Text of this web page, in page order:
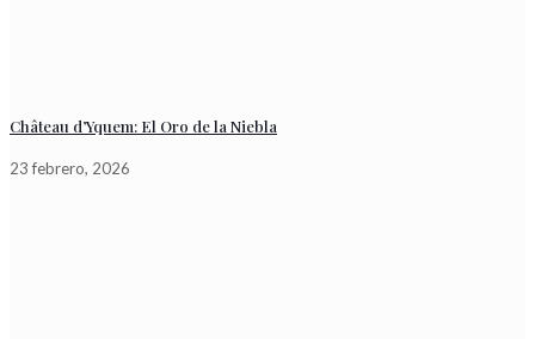
Château d’Yquem: El Oro de la Niebla
23 febrero, 2026